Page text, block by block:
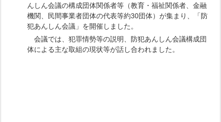
んしん会議の構成団体関係者等（教育・福祉関係者、金融
機関、民間事業者団体の代表等約30団体）が集まり、「防
犯あんしん会議」を開催しました。
会議では、犯罪情勢等の説明、防犯あんしん会議構成団
体による主な取組の現状等が話し合われました。